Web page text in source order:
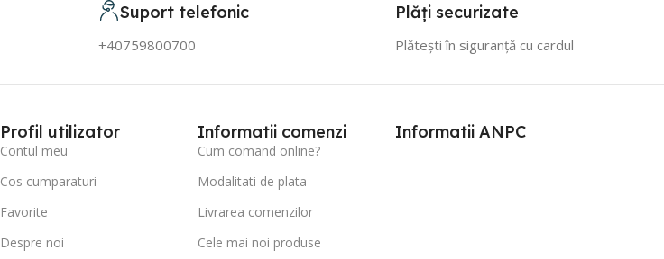
Suport telefonic
+40759800700
Plăți securizate
Plătești în siguranță cu cardul
Profil utilizator
Contul meu
Cos cumparaturi
Favorite
Despre noi
Informatii comenzi
Cum comand online?
Modalitati de plata
Livrarea comenzilor
Cele mai noi produse
Informatii ANPC